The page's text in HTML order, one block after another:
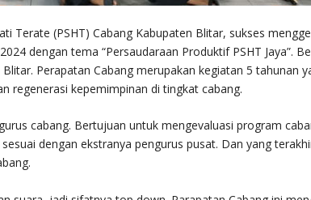
Terate (PSHT) Cabang Kabupaten Blitar, sukses
dengan tema “Persaudaraan Produktif PSHT Jaya”.
Perapatan Cabang merupakan kegiatan 5 tahunan
regenerasi kepemimpinan di tingkat cabang.
cabang. Bertujuan untuk mengevaluasi program
dengan ekstranya pengurus pusat. Dan yang